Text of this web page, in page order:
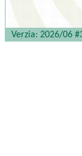
Verzia: 2026/06